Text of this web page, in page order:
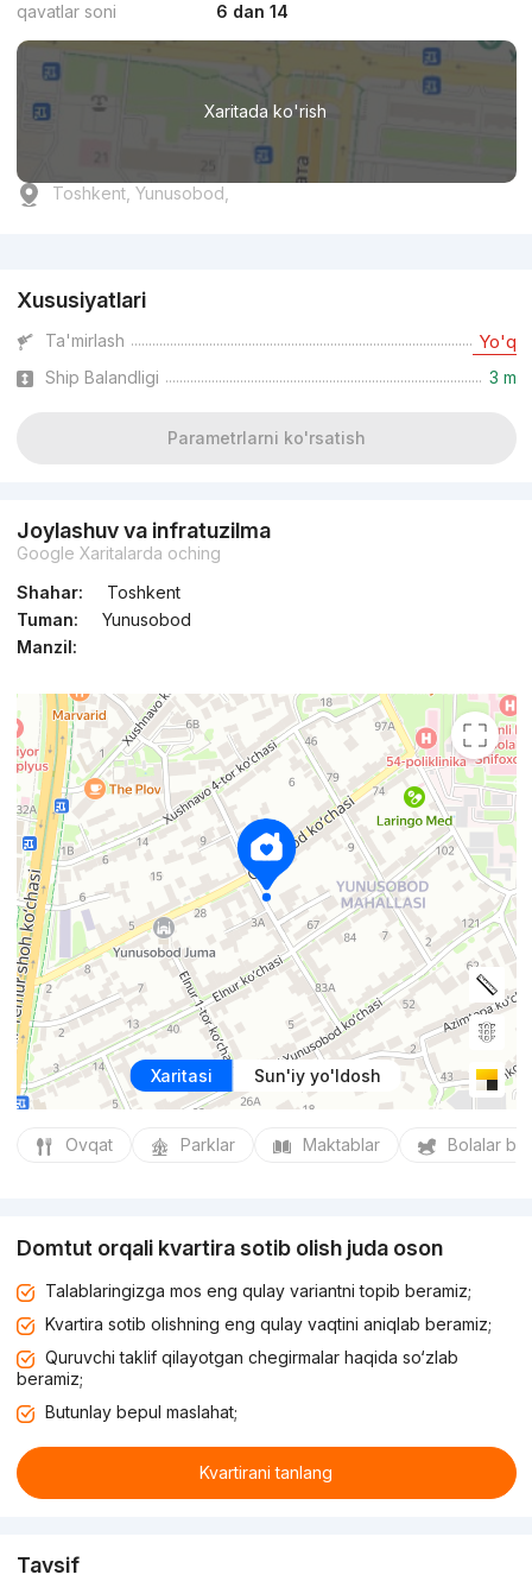
qavatlar soni
6 dan 14
Xaritada ko'rish
Toshkent, Yunusobod,
Xususiyatlari
Ta'mirlash Yo'q
Ship Balandligi 3 m
Parametrlarni ko'rsatish
Joylashuv va infratuzilma
Google Xaritalarda oching
Shahar:
Toshkent
Tuman:
Yunusobod
Manzil:
Xaritasi Sun'iy yo'ldosh
Ovqat Parklar Maktablar Bolalar
Domtut orqali kvartira sotib olish juda oson
Talablaringizga mos eng qulay variantni topib beramiz;
Kvartira sotib olishning eng qulay vaqtini aniqlab beramiz;
Quruvchi taklif qilayotgan chegirmalar haqida so‘zlab
beramiz;
Butunlay bepul maslahat;
Kvartirani tanlang
Tavsif